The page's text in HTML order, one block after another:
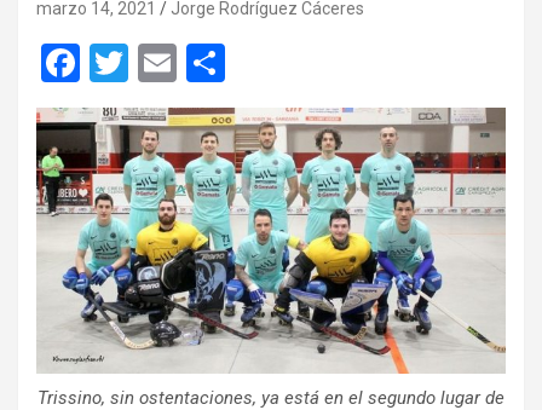
marzo 14, 2021 Jorge Rodríguez Cáceres
F
a
ce
b
o
o
k
T
wi
tt
er
E
m
ail
o
m
p
ar
tir
Trissino, sin ostentaciones, ya está en el segundo lugar de